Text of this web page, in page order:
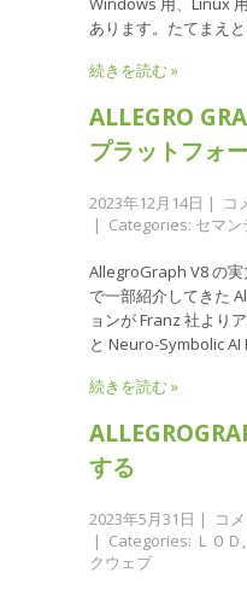
あります。たてまえ
続きを読む »
ALLEGRO
プラットフォ
2023年12月14日 |
コ
| Categories: セマ
AllegroGraph V8 の実
で一部紹介してきた
ョンが Franz 社より
と Neuro-Symbolic AI
続きを読む »
する
2023年5月31日 |
コ
| Categories: ＬＯＤ
クウェブ